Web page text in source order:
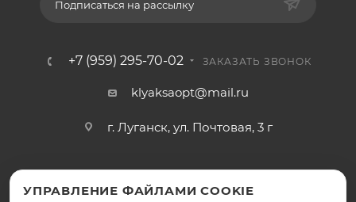
Подписаться на рассылку
+7 (959) 295-70-02 ЗАКАЗАТЬ ЗВОНОК
klyaksaopt@mail.ru
г. Луганск, ул. Почтовая, 3 г
УПРАВЛЕНИЕ ФАЙЛАМИ COOKIE